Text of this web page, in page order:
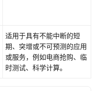
适用于具有不能中断的短
期、突增或不可预测的应用
或服务，例如电商抢购、临
时测试、科学计算。